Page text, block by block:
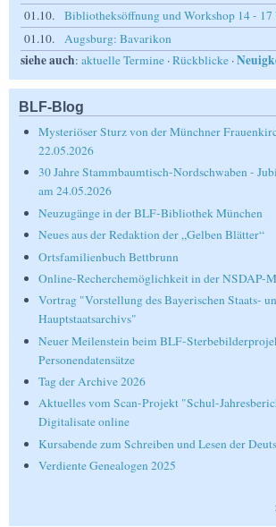
01.10.
Bibliotheksöffnung und Workshop 14 -
01.10.
Augsburg: Bavarikon
siehe auch: aktuelle Termine ·Rückblicke ·
BLF-Blog
Mysteriöser Sturz von der Münchner
22.05.2026
30 Jahre Stammbaumtisch-Nordschwaben -
am 24.05.2026
Neuzugänge in der BLF-Bibliothek München
Neues aus der Redaktion der „Gelben Blätter“
Ortsfamilienbuch Bettbrunn
Online-Recherchemöglichkeit in der NSDAP-
Vortrag "Vorstellung des Bayerischen Staats-
Hauptstaatsarchivs"
Neuer Meilenstein beim BLF-
Personendatensätze
Tag der Archive 2026
Aktuelles vom Scan-Projekt "Schul-
Digitalisate online
Kursabende zum Schreiben und Lesen der
Verdiente Genealogen 2025